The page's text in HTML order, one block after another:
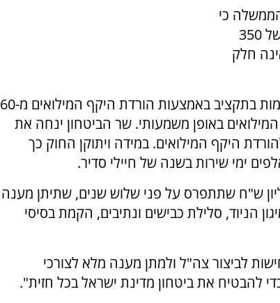
כי
בעשור הקרוב תקציב הביטחון יוגדל בסכום כולל של 350
חלק
שר הביטחון ישראל כ"ץ החליט לבצע את ההתאמות בתקציב באמצעות הורדת היקף המילואים מ-60
באופן משמעותי. שר הביטחון ינחה את
היקף המילואים. במידה ויתוקן החוק כך
סוכמה חבילה תקציבית על סך כ-725 מיליון ש"ח שתתפרס על פני שלוש שנים, שתיתן מענה
הניוד, סלילת כבישים ונתיבים, הקמת בסיסי
לביצור צה"ל ולמתן מענה מלא לצורכי
להבטיח את ביטחון מדינת ישראל בכל חזית".